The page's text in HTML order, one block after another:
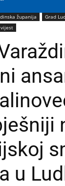
županija Grad
u